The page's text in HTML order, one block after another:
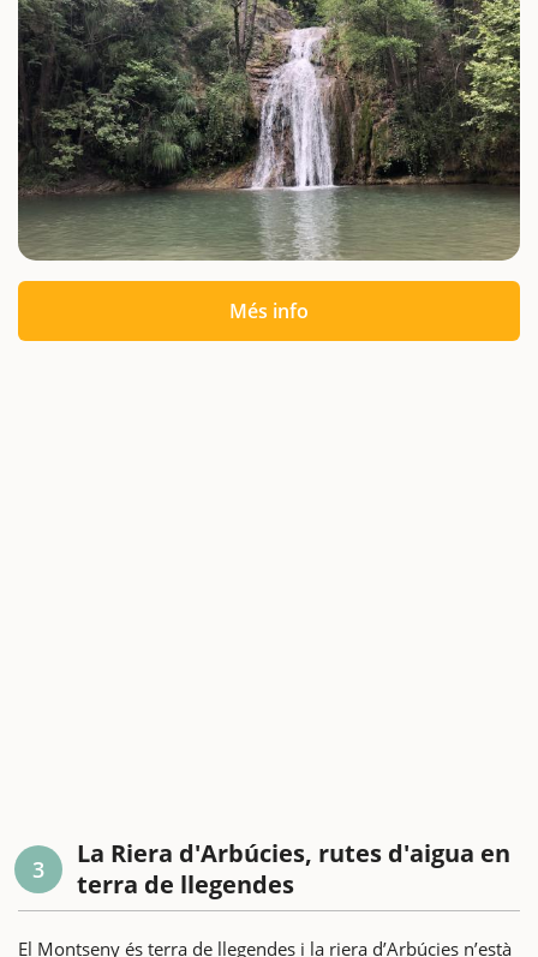
Més info
3
La Riera d'Arbúcies, rutes d'aigua en
terra de llegendes
El Montseny és terra de llegendes i la riera d’Arbúcies n’està